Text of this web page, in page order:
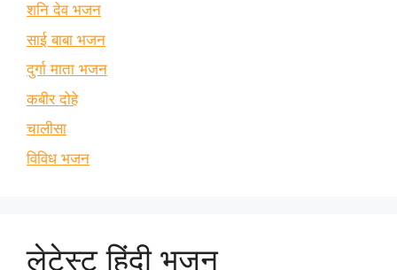
शनि देव भजन
साई बाबा भजन
दुर्गा माता भजन
कबीर दोहे
चालीसा
विविध भजन
लेटेस्ट हिंदी भजन